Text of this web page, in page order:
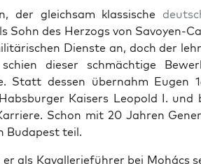
der gle­ich­sam klas­sis­che
Sohn des Her­zogs von Savoyen-
Dien­ste an, doch der
schien dieser schmächtige
Statt dessen über­nahm Eugen
Kaisers Leopold I.
Schon mit 20 Jahren
Budapest teil.
er als Kaval­lerieführer bei Mohács